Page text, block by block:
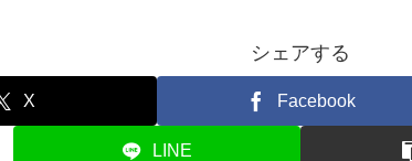
シェアする
X Facebook
LINE